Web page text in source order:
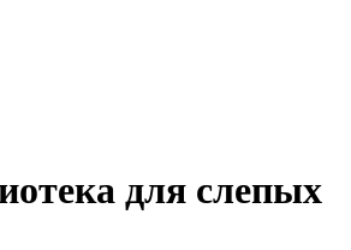
для слепых